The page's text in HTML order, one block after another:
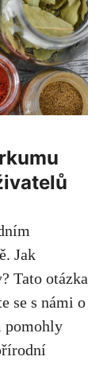
Jak
Tato otázka
se s námi ⁣o
pomohly